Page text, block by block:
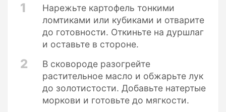
1
Нарежьте картофель тонкими
ломтиками или кубиками и отварите
до готовности. Откиньте на дуршлаг
и оставьте в стороне.
2
В сковороде разогрейте
растительное масло и обжарьте лук
до золотистости. Добавьте натертые
моркови и готовьте до мягкости.